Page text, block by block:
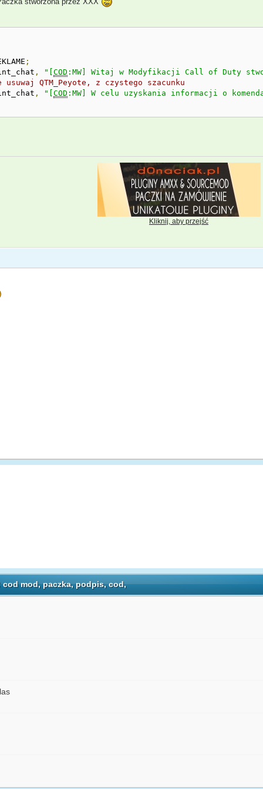
;
, "[COD :MW] Witaj w Modyfikacji Call of Duty
QTM_Peyote, z czystego szacunku
, "[COD :MW] W celu uzyskania informacji o
Kliknij, aby przejść
mod, paczka, podpis, cod,